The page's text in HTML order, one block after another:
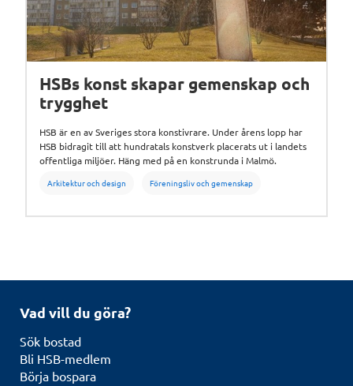
HSBs konst skapar gemenskap och
trygghet
HSB är en av Sveriges stora konstivrare. Under årens lopp har
HSB bidragit till att hundratals konstverk placerats ut i landets
offentliga miljöer. Häng med på en konstrunda i Malmö.
Arkitektur och design Föreningsliv och gemenskap
Vad vill du göra?
Sök bostad
Bli HSB-medlem
Börja bospara